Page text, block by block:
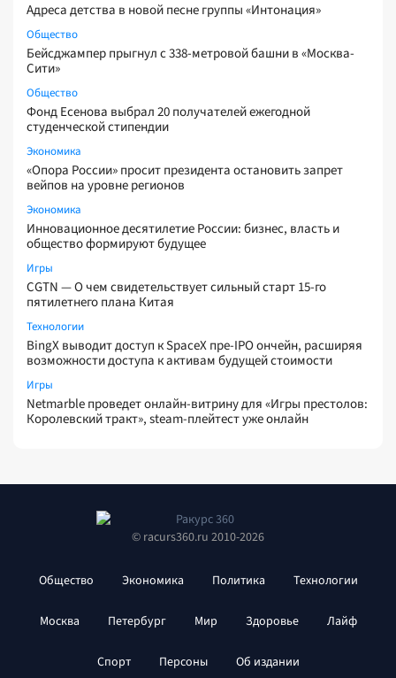
Адреса детства в новой песне группы «Интонация»
Общество
Бейсджампер прыгнул с 338-метровой башни в «Москва-
Сити»
Общество
Фонд Есенова выбрал 20 получателей ежегодной
студенческой стипендии
Экономика
«Опора России» просит президента остановить запрет
вейпов на уровне регионов
Экономика
Инновационное десятилетие России: бизнес, власть и
общество формируют будущее
Игры
CGTN — О чем свидетельствует сильный старт 15-го
пятилетнего плана Китая
Технологии
BingX выводит доступ к SpaceX пре-IPO ончейн, расширяя
возможности доступа к активам будущей стоимости
Игры
Netmarble проведет онлайн-витрину для «Игры престолов:
Королевский тракт», steam-плейтест уже онлайн
© racurs360.ru 2010-2026
Общество Экономика Политика Технологии
Москва Петербург Мир Здоровье Лайф
Спорт Персоны Об издании